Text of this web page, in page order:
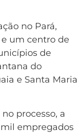
no Pará,
um centro de
de
do
e Santa Maria
processo, a
empregados